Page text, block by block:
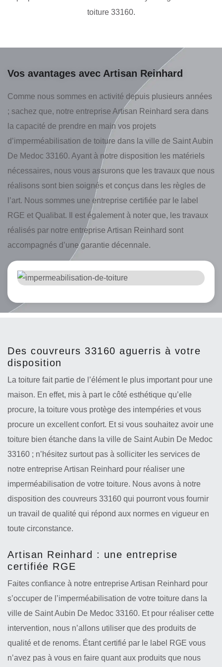
toiture 33160.
Vos avantages avec Artisan Reinhard
Comme nous sommes en activité depuis plusieurs années
; sachez que, notre entreprise Artisan Reinhard sera dans
la capacité de prendre en main vos projets
d’imperméabilisation de toiture dans la ville de Saint Aubin
De Medoc 33160. Ayant à notre disposition les matériels
nécessaires, nous vous assurons que les travaux que nous
réalisons sont bien soignés et conçus dans les règles de
l’art. Nous sommes une entreprise certifiée par le label
RGE et Qualibat. Il est également à noter que, les travaux
réalisés par notre entreprise Artisan Reinhard sont
accompagnés d’une garantie décennale.
Des couvreurs 33160 aguerris à votre
disposition
La toiture fait partie de l’élément le plus important pour une
maison. En effet, mis à part le côté esthétique qu’elle
procure, la toiture vous protège des intempéries et vous
procure un excellent confort. Et si vous souhaitez avoir une
toiture bien étanche dans la ville de Saint Aubin De Medoc
33160 ; n’hésitez surtout pas à solliciter les services de
notre entreprise Artisan Reinhard pour réaliser une
imperméabilisation de votre toiture. Nous avons à notre
disposition des couvreurs 33160 qui pourront vous fournir
un travail de qualité qui répond aux normes en vigueur en
toute circonstance.
Artisan Reinhard : une entreprise
certifiée RGE
Faites confiance à notre entreprise Artisan Reinhard pour
s’occuper de l’imperméabilisation de votre toiture dans la
ville de Saint Aubin De Medoc 33160. Et pour réaliser cette
intervention, nous n’allons utiliser que des produits de
qualité et de renoms. Étant certifié par le label RGE vous
n’avez pas à vous en faire quant aux produits que nous